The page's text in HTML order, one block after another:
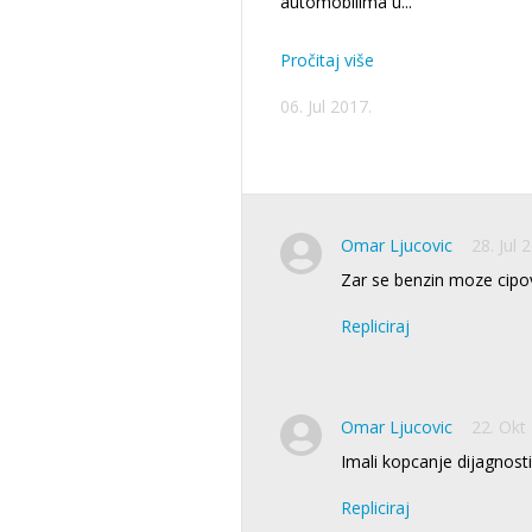
Pročitaj više
06. Jul 2017.
Omar Ljucovic
28. Jul
Zar se benzin moze
Repliciraj
Omar Ljucovic
22. Okt
Imali kopcanje
Repliciraj